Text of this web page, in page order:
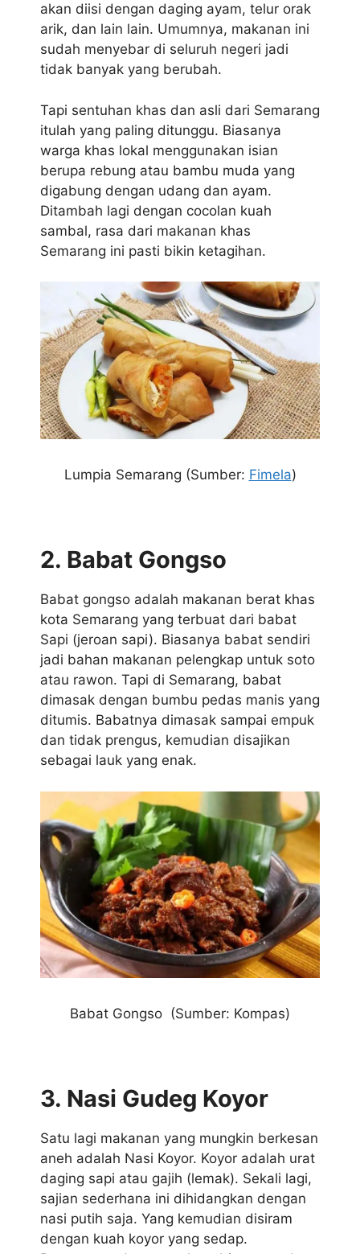
akan diisi dengan daging ayam, telur orak
arik, dan lain lain. Umumnya, makanan ini
sudah menyebar di seluruh negeri jadi
tidak banyak yang berubah.
Tapi sentuhan khas dan asli dari Semarang
itulah yang paling ditunggu. Biasanya
warga khas lokal menggunakan isian
berupa rebung atau bambu muda yang
digabung dengan udang dan ayam.
Ditambah lagi dengan cocolan kuah
sambal, rasa dari makanan khas
Semarang ini pasti bikin ketagihan.
Lumpia Semarang (Sumber: Fimela)
2. Babat Gongso
Babat gongso adalah makanan berat khas
kota Semarang yang terbuat dari babat
Sapi (jeroan sapi). Biasanya babat sendiri
jadi bahan makanan pelengkap untuk soto
atau rawon. Tapi di Semarang, babat
dimasak dengan bumbu pedas manis yang
ditumis. Babatnya dimasak sampai empuk
dan tidak prengus, kemudian disajikan
sebagai lauk yang enak.
Babat Gongso (Sumber: Kompas)
3. Nasi Gudeg Koyor
Satu lagi makanan yang mungkin berkesan
aneh adalah Nasi Koyor. Koyor adalah urat
daging sapi atau gajih (lemak). Sekali lagi,
sajian sederhana ini dihidangkan dengan
nasi putih saja. Yang kemudian disiram
dengan kuah koyor yang sedap.